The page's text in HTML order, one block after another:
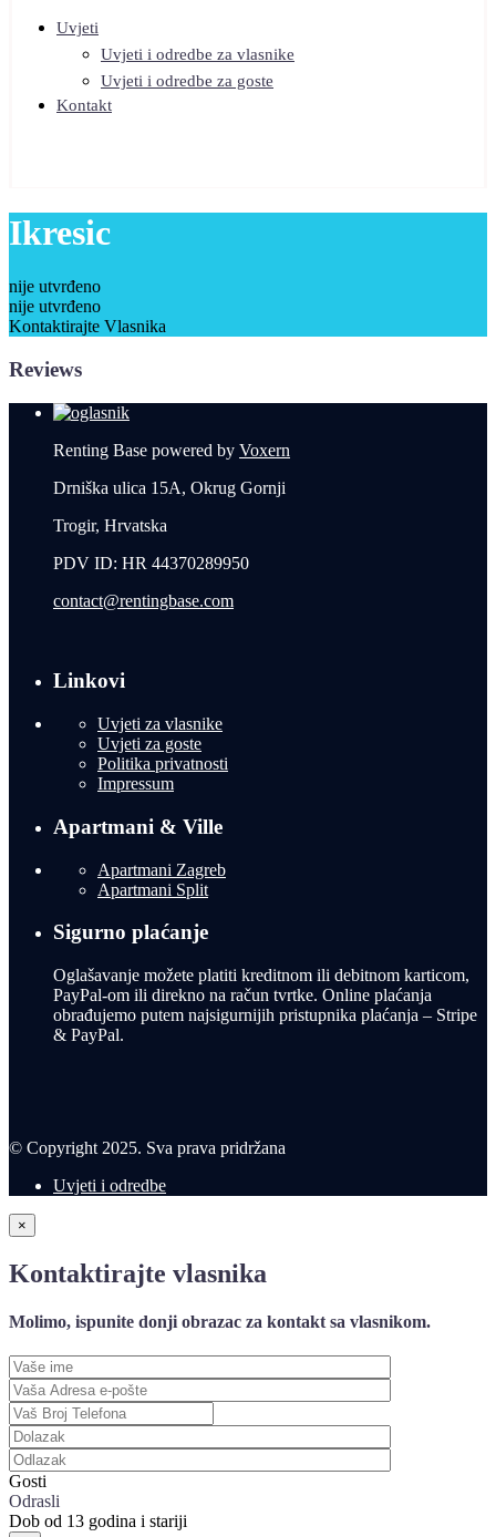
Uvjeti
Uvjeti i odredbe za vlasnike
Uvjeti i odredbe za goste
Kontakt
Ikresic
nije utvrđeno
nije utvrđeno
Kontaktirajte Vlasnika
Reviews
Renting Base powered by Voxern
Drniška ulica 15A, Okrug Gornji
Trogir, Hrvatska
PDV ID: HR 44370289950
contact@rentingbase.com
Linkovi
Uvjeti za vlasnike
Uvjeti za goste
Politika privatnosti
Impressum
Apartmani & Ville
Apartmani Zagreb
Apartmani Split
Sigurno plaćanje
Oglašavanje možete platiti kreditnom ili debitnom karticom,
PayPal-om ili direkno na račun tvrtke. Online plaćanja
obrađujemo putem najsigurnijih pristupnika plaćanja – Stripe
& PayPal.
© Copyright 2025. Sva prava pridržana
Uvjeti i odredbe
×
Kontaktirajte vlasnika
Molimo, ispunite donji obrazac za kontakt sa vlasnikom.
Gosti
Odrasli
Dob od 13 godina i stariji